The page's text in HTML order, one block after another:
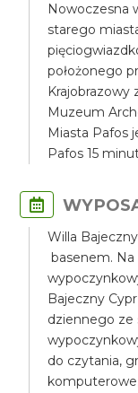
Nowoczesna
starego
położonego
Krajobrazowy
Muzeum
Miasta Pafos
Pafos 15
Willa
basenem.
Bajeczny
dziennego
do czytania,